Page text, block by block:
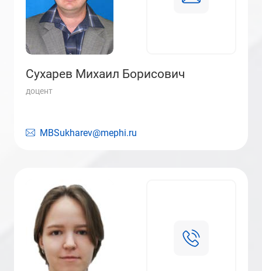
Сухарев Михаил Борисович
доцент
MBSukharev@mephi.ru